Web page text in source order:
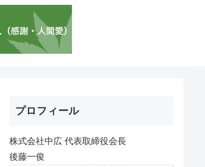
プロフィール
株式会社中広 代表取締役会長
後藤一俊